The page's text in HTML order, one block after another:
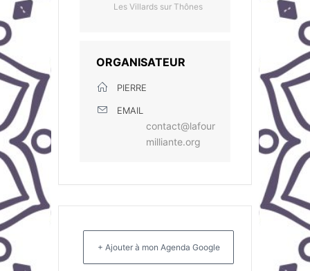
Les Villards sur Thônes
ORGANISATEUR
PIERRE
EMAIL
contact@lafour
milliante.org
+ Ajouter à mon Agenda Google